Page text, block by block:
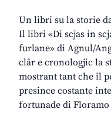
Un libri su la storie
Il libri «Di scjas in
furlane» di Agnul/
clâr e cronologjic la
mostrant tant che il
presince costante
fortunade di